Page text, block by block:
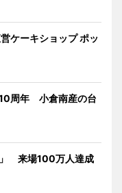
ケーキショップ ポッ
周年 小倉南産の台
」 来場100万人達成